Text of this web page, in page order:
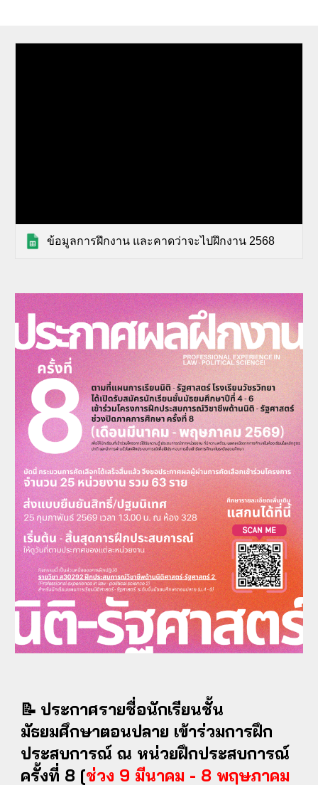
ข้อมูลการฝึกงาน และคาดว่าจะไปฝึกงาน 2568
📝 ประกาศรายชื่อนักเรียนชั้น
มัธยมศึกษาตอนปลาย เข้าร่วมการฝึก
ประสบการณ์ ณ หน่วยฝึกประสบการณ์
ครั้งที่ 8 [ช่วง 9 มีนาคม - 8 พฤษภาคม